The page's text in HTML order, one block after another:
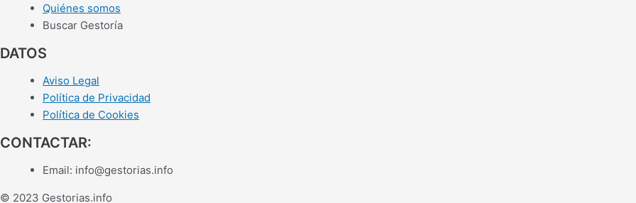
Quiénes somos
Buscar Gestoría
DATOS
Aviso Legal
Política de Privacidad
Política de Cookies
CONTACTAR:
Email: info@gestorias.info
© 2023 Gestorias.info